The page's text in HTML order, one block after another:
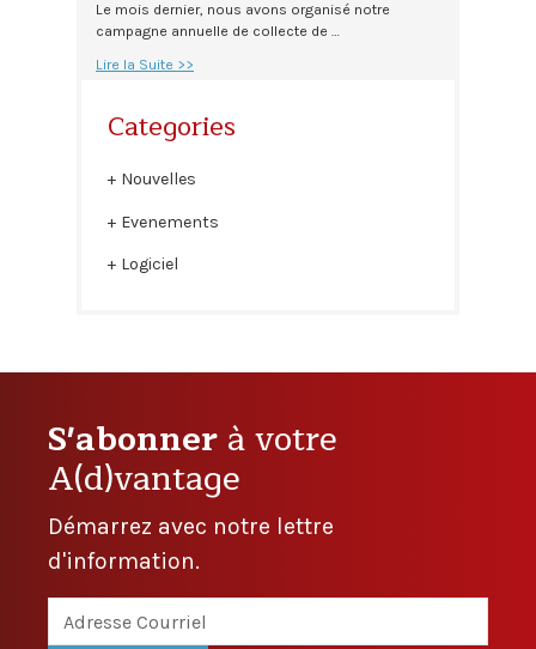
Le mois dernier, nous avons organisé notre
campagne annuelle de collecte de …
Lire la Suite >>
Categories
Nouvelles
Evenements
Logiciel
S'abonnerà votre
A(d)vantage
Démarrez avec notre lettre
d'information.